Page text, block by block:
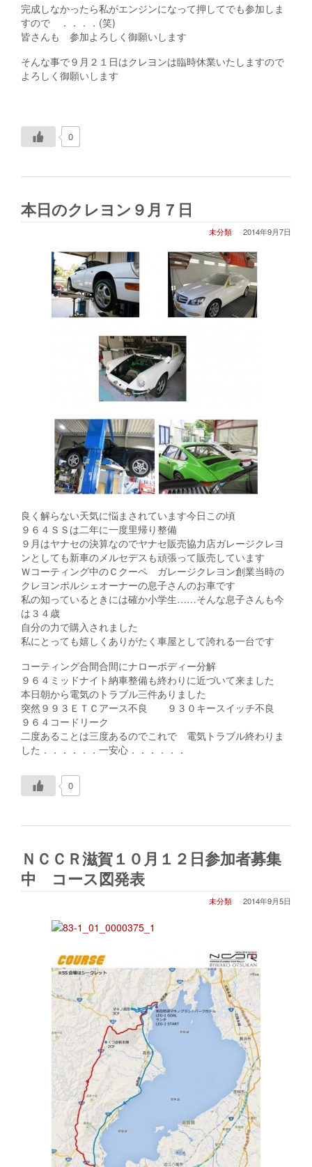
完成しなかったら私がエンジンになって押してでも参加しま
すので ．．．．(笑)
皆さんも 参加よろしく御願いします
そんな事で９月２１日はクレヨンは臨時休業いたしますので
よろしく御願いします
0
本日のクレヨン９月７日
2014年9月7日
未分類
良く解らない天気に悩まされています今日この頃
９６４ＳＳは二年に一度里帰り整備
９月はヤナセの決算なのでヤナセ販売協力店ガレージクレヨ
ンとしても新車のメルセデスも頑張って販売しています
Ｗコーティング中のＣクーペ ガレージクレヨン創業当時の
クレヨンポルシェオーナーの息子さんのお車です
私の知っているときには確か小学生……そんな息子さんも今
は３４歳
自分の力で購入されました
私にとっても嬉しくありがたく車屋として誇れる一台です
コーティング合間合間にナローボディー分解
９６４ミッドナイト納車整備も終わりに近づいて来ました
本日朝から電気のトラブル三件ありました
突然９９３ＥＴＣアース不良 ９３０キースイッチ不良
９６４コードリーク
二度あることは三度あるのでこれで 電気トラブル終わりま
した．．．．．．一安心．．．．．．
0
ＮＣＣＲ滋賀１０月１２日参加者募集
中 コース図発表
2014年9月5日
未分類